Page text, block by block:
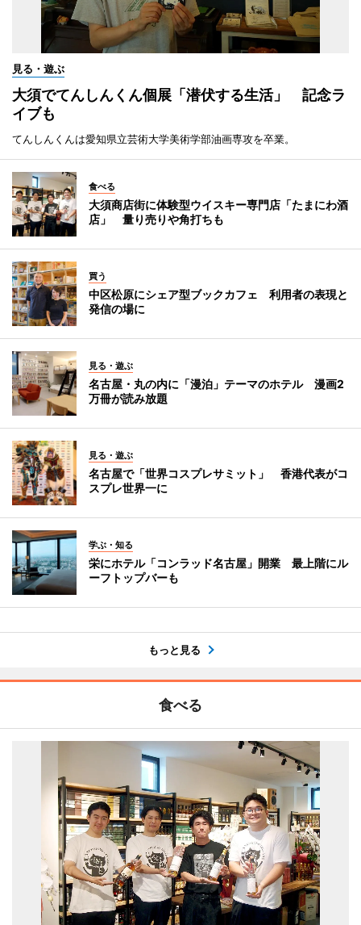
見る・遊ぶ
大須でてんしんくん個展「潜伏する生活」 記念ラ
イブも
てんしんくんは愛知県立芸術大学美術学部油画専攻を卒業。
食べる
大須商店街に体験型ウイスキー専門店「たまにわ酒
店」 量り売りや角打ちも
買う
中区松原にシェア型ブックカフェ 利用者の表現と
発信の場に
見る・遊ぶ
名古屋・丸の内に「漫泊」テーマのホテル 漫画2
万冊が読み放題
見る・遊ぶ
名古屋で「世界コスプレサミット」 香港代表がコ
スプレ世界一に
学ぶ・知る
栄にホテル「コンラッド名古屋」開業 最上階にル
ーフトップバーも
もっと見る
食べる